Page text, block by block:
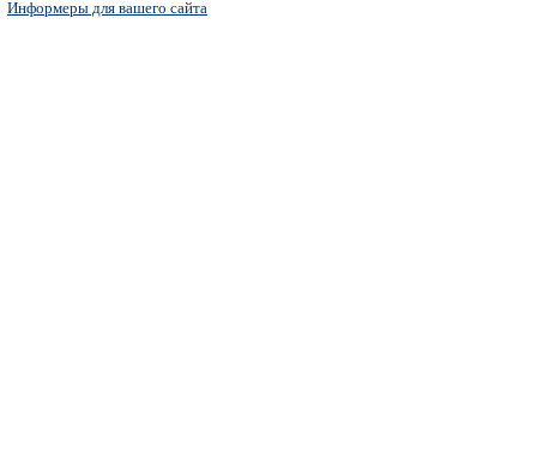
Информеры для вашего сайта